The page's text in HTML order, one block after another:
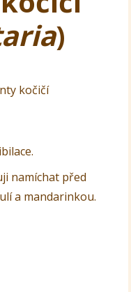
)
kočičí
namíchat před
a mandarinkou.